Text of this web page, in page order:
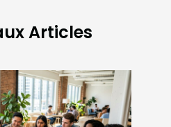
Articles